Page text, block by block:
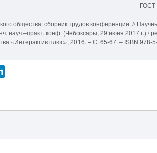
ГОСТ
общества: сборник трудов конференции. //
науч.–практ. конф. (Чебоксары, 29 июня 2017 г.) /
«Интерактив плюс», 2016. – С. 65-67. – ISBN 978-